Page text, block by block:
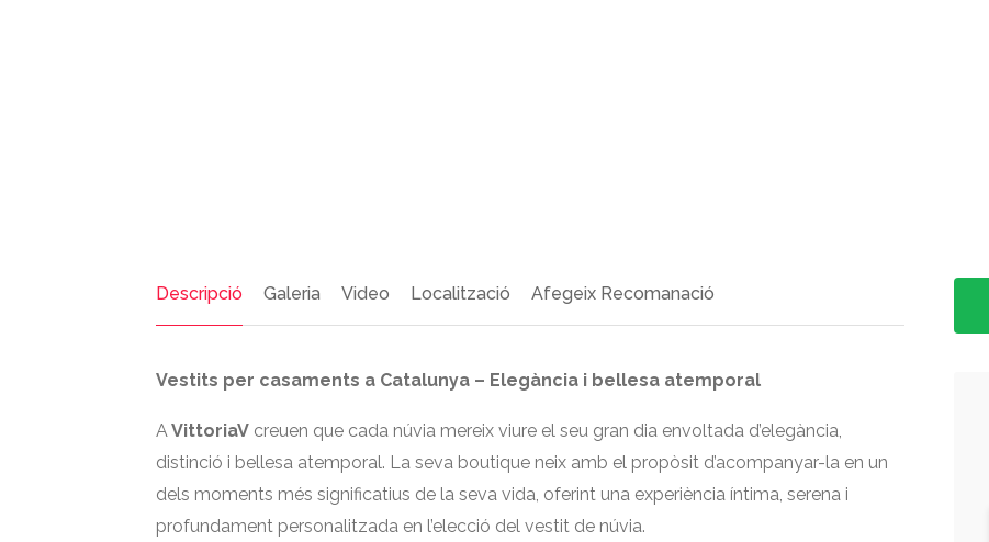
Descripció Galeria Video Localització Afegeix Recomanació
Vestits per casaments a Catalunya – Elegància i bellesa atemporal
AVittoriaV creuen que cada núvia mereix viure el seu gran dia envoltada d’elegància,
distinció i bellesa atemporal. La seva boutique neix amb el propòsit d’acompanyar-la en un
dels moments més significatius de la seva vida, oferint una experiència íntima, serena i
profundament personalitzada en l’elecció del vestit de núvia.